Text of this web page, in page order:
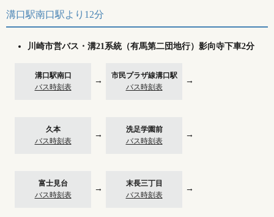
溝口駅南口駅より12分
川崎市営バス・溝21系統（有馬第二団地行）影向寺下車2分
溝口駅南口
バス時刻表
→
市民プラザ線溝口駅
バス時刻表
→
久本
バス時刻表
→
洗足学園前
バス時刻表
→
富士見台
バス時刻表
→
末長三丁目
バス時刻表
→